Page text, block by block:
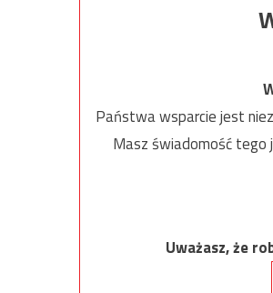
Państwa wsparcie jest
Masz świadomość tego
Uważasz, że